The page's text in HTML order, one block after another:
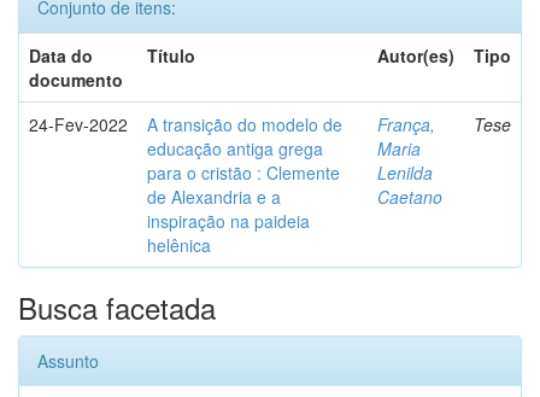
Conjunto de itens:
Data do
documento
Título Autor(es) Tipo
24-Fev-2022
A transição do modelo de
educação antiga grega
para o cristão : Clemente
de Alexandria e a
inspiração na paideia
helênica
França,
Maria
Lenilda
Caetano
Tese
Busca facetada
Assunto